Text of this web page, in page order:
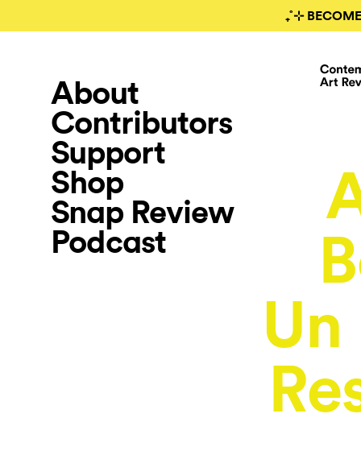
₊˚⊹
About
Contributors
Support
Shop
Snap Review
Podcast